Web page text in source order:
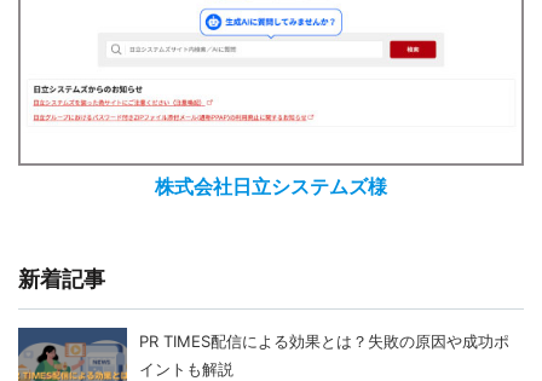
株式会社日立システムズ様
新着記事
PR TIMES配信による効果とは？失敗の原因や成功ポ
イントも解説